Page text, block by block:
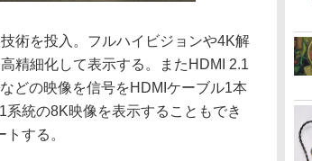
術を投入。フルハイビジョンや4K解
精細化して表示する。またHDMI 2.1
どの映像を信号をHDMIケーブル1本
統の8K映像を表示することもでき
する。